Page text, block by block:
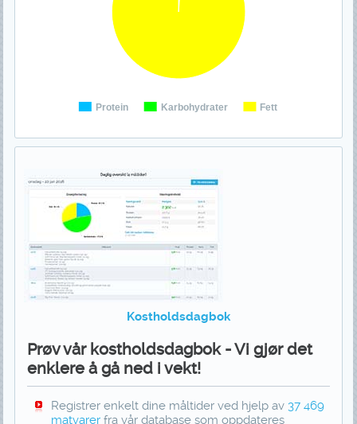
Protein Karbohydrater Fett
Kostholdsdagbok
Prøv vår kostholdsdagbok - Vi gjør det
enklere å gå ned i vekt!
Registrer enkelt dine måltider ved hjelp av 37 469
matvarer fra vår database som oppdateres